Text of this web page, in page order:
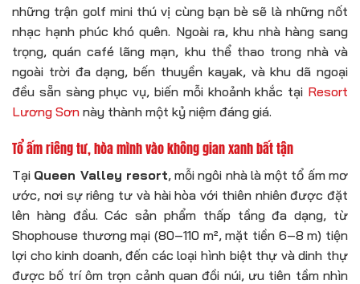
những trận golf mini thú vị cùng bạn bè sẽ là những nốt
nhạc hạnh phúc khó quên. Ngoài ra, khu nhà hàng sang
trọng, quán café lãng mạn, khu thể thao trong nhà và
ngoài trời đa dạng, bến thuyền kayak, và khu dã ngoại
đều sẵn sàng phục vụ, biến mỗi khoảnh khắc tại Resort
Lương Sơn này thành một kỷ niệm đáng giá.
Tổ ấm riêng tư, hòa mình vào không gian xanh bất tận
Tại Queen Valley resort, mỗi ngôi nhà là một tổ ấm mơ
ước, nơi sự riêng tư và hài hòa với thiên nhiên được đặt
lên hàng đầu. Các sản phẩm thấp tầng đa dạng, từ
Shophouse thương mại (80–110 m², mặt tiền 6–8 m) tiện
lợi cho kinh doanh, đến các loại hình biệt thự và dinh thự
được bố trí ôm trọn cảnh quan đồi núi, ưu tiên tầm nhìn